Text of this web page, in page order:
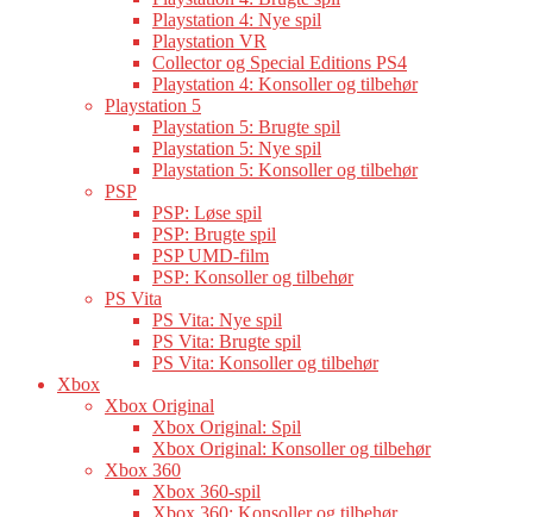
Playstation 4: Nye spil
Playstation VR
Collector og Special Editions PS4
Playstation 4: Konsoller og tilbehør
Playstation 5
Playstation 5: Brugte spil
Playstation 5: Nye spil
Playstation 5: Konsoller og tilbehør
PSP
PSP: Løse spil
PSP: Brugte spil
PSP UMD-film
PSP: Konsoller og tilbehør
PS Vita
PS Vita: Nye spil
PS Vita: Brugte spil
PS Vita: Konsoller og tilbehør
Xbox
Xbox Original
Xbox Original: Spil
Xbox Original: Konsoller og tilbehør
Xbox 360
Xbox 360-spil